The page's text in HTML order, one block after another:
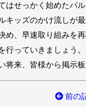
はせっかく始めたパ
キッズのかけ流しが
め、早速取り組みを
行っていきましょう。
将来、皆様から掲示板
前の